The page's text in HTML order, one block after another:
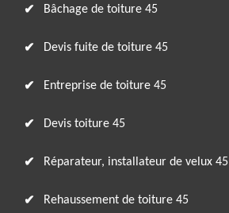
Bâchage de toiture 45
Devis fuite de toiture 45
Entreprise de toiture 45
Devis toiture 45
Réparateur, installateur de velux 45
Rehaussement de toiture 45